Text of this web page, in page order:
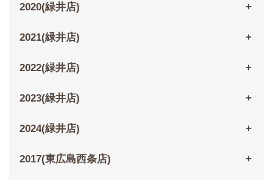
2020(緑井店)
2021(緑井店)
2022(緑井店)
2023(緑井店)
2024(緑井店)
2017(東広島西条店)